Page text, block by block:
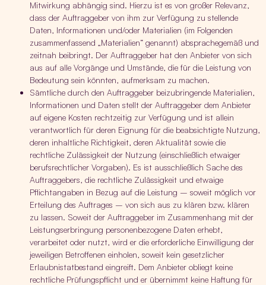
Mitwirkung abhängig sind. Hierzu ist es von großer Relevanz,
dass der Auftraggeber von ihm zur Verfügung zu stellende
Daten, Informationen und/oder Materialien (im Folgenden
zusammenfassend „Materialien“ genannt) absprachegemäß und
zeitnah beibringt. Der Auftraggeber hat den Anbieter von sich
aus auf alle Vorgänge und Umstände, die für die Leistung von
Bedeutung sein könnten, aufmerksam zu machen.
Sämtliche durch den Auftraggeber beizubringende Materialien,
Informationen und Daten stellt der Auftraggeber dem Anbieter
auf eigene Kosten rechtzeitig zur Verfügung und ist allein
verantwortlich für deren Eignung für die beabsichtigte Nutzung,
deren inhaltliche Richtigkeit, deren Aktualität sowie die
rechtliche Zulässigkeit der Nutzung (einschließlich etwaiger
berufsrechtlicher Vorgaben). Es ist ausschließlich Sache des
Auftraggebers, die rechtliche Zulässigkeit und etwaige
Pflichtangaben in Bezug auf die Leistung – soweit möglich vor
Erteilung des Auftrages – von sich aus zu klären bzw. klären
zu lassen. Soweit der Auftraggeber im Zusammenhang mit der
Leistungserbringung personenbezogene Daten erhebt,
verarbeitet oder nutzt, wird er die erforderliche Einwilligung der
jeweiligen Betroffenen einholen, soweit kein gesetzlicher
Erlaubnistatbestand eingreift. Dem Anbieter obliegt keine
rechtliche Prüfungspflicht und er übernimmt keine Haftung für